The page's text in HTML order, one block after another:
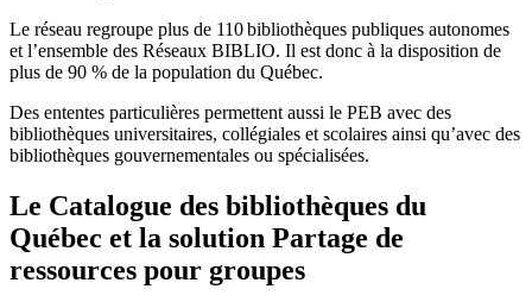
Le réseau regroupe plus de 110bibliothèques publiques autonomes
et l’ensemble des Réseaux BIBLIO. Il est donc à la disposition de
plus de 90 % de la population du Québec.
Des ententes particulières permettent aussi le PEB avec des
bibliothèques universitaires, collégiales et scolaires ainsi qu’avec des
bibliothèques gouvernementales ou spécialisées.
Le Catalogue des bibliothèques du
Québec et la solution Partage de
ressources pour groupes